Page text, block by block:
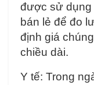
được sử dụng
bán lẻ để đo
định giá
chiều dài.
Y tế: Trong